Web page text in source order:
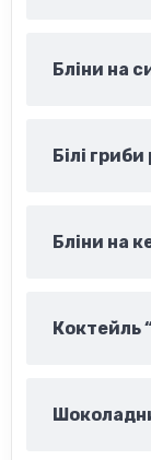
Бліни на
Білі
Бліни на
Коктейль